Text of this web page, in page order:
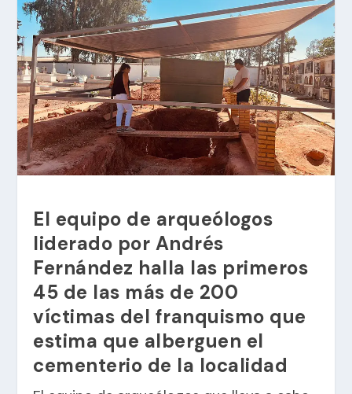
El equipo de arqueólogos
liderado por Andrés
Fernández halla las primeros
45 de las más de 200
víctimas del franquismo que
estima que alberguen el
cementerio de la localidad